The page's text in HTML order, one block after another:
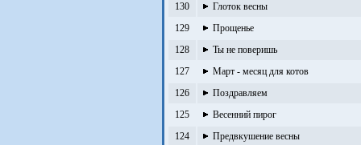
130
Глоток весны
129
Прощенье
128
Ты не поверишь
127
Март - месяц для котов
126
Поздравляем
125
Весенний пирог
124
Предвкушение весны